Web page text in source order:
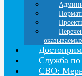
Служба по
СВО: